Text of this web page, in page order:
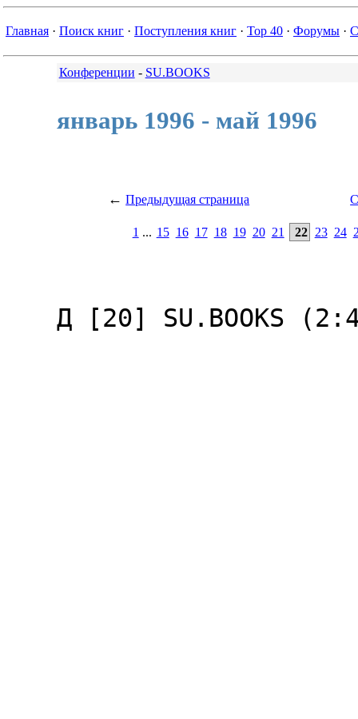
Главная · Поиск книг · Поступления книг · Top 40 · Форумы ·
Конференции - SU.BOOKS
январь 1996 - май 1996
← Предыдущая страница
1 ... 15 16 17 18 19 20 21 22 23 24
Д [20] SU.BOOKS